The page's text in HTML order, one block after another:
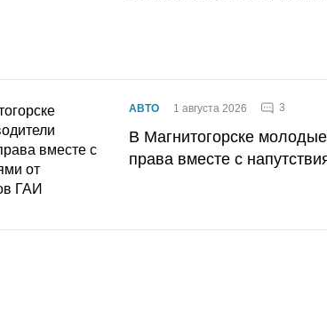
АВТО 1 августа 2026 3
В Магнитогорске
права вместе с